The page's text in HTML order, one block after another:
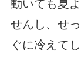
動いても夏
せんし、せ
ぐに冷えて